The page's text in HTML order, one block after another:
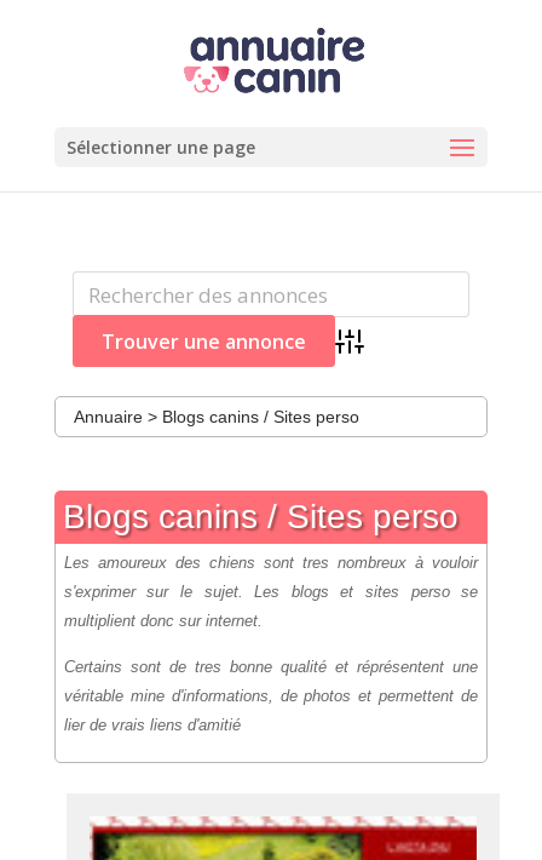
Sélectionner une page
Advanced Search
Annuaire> Blogs canins / Sites perso
Blogs canins / Sites perso
Les amoureux des chiens sont tres nombreux à vouloir
s'exprimer sur le sujet. Les blogs et sites perso se
multiplient donc sur internet.
Certains sont de tres bonne qualité et réprésentent une
véritable mine d'informations, de photos et permettent de
lier de vrais liens d'amitié